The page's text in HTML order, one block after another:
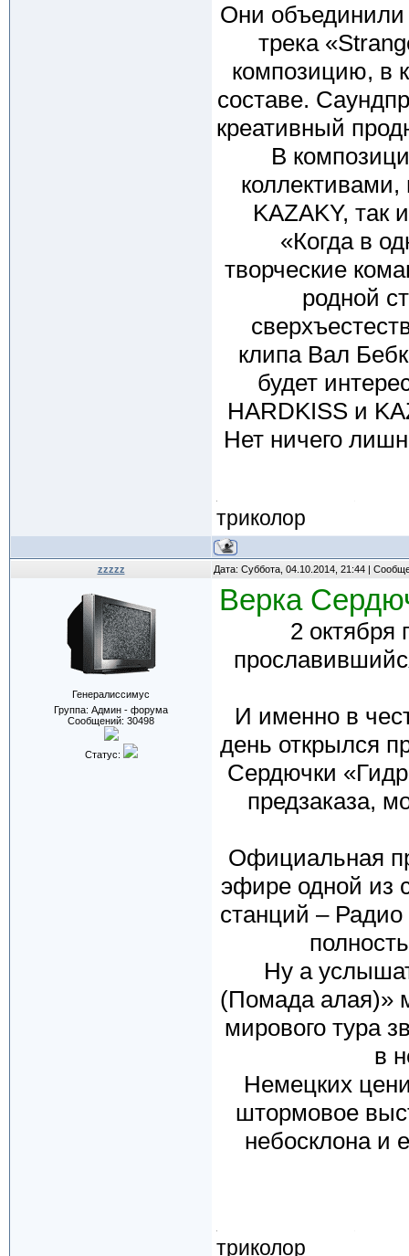
Они объединили
трека
композицию, в
составе.
креативный
В
коллективами,
KAZAKY, так
«Когда в
творческие
родной
клипа Вал
будет
HARDKISS и
Нет ничего
триколор
zzzzz Дата: Суббота, 04.10.2014, 21:44 |
Генералиссимус
Группа: Админ - форума
Сообщений: 30498
Статус:
Верка
2 октября
И именно в
день открылся
Сердючки
предзаказа,
Официальная
эфире одной из
станций – Радио
Ну а
(Помада алая)»
мирового тура
в
Немецких
штормовое
небосклона и
триколор